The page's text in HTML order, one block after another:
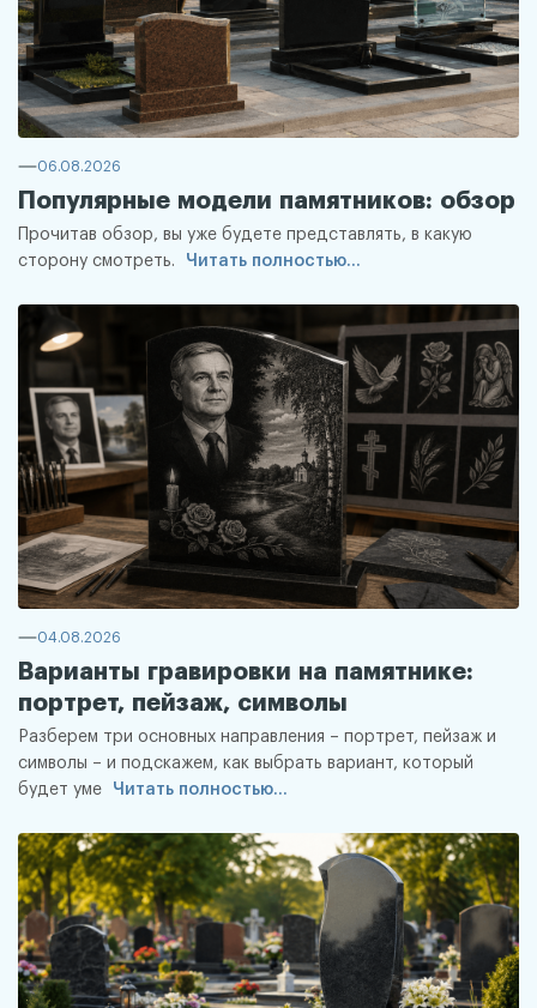
06.08.2026
Популярные модели памятников: обзор
Прочитав обзор, вы уже будете представлять, в какую
сторону смотреть.
Читать полностью...
04.08.2026
Варианты гравировки на памятнике:
портрет, пейзаж, символы
Разберем три основных направления – портрет, пейзаж и
символы – и подскажем, как выбрать вариант, который
будет уме
Читать полностью...